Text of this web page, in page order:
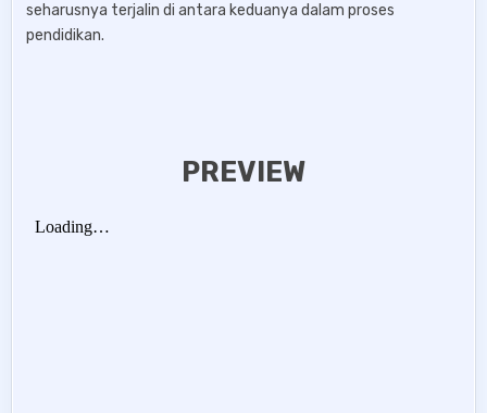
seharusnya terjalin di antara keduanya dalam proses
pendidikan.
PREVIEW